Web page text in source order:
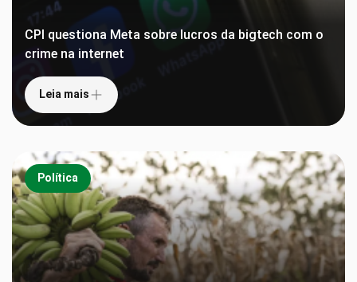
CPI questiona Meta sobre lucros da bigtech com o
crime na internet
Leia mais
Política